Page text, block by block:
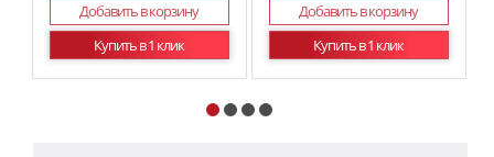
Добавить в корзину
Купить в 1 клик
Добавить в корзину
Купить в 1 клик